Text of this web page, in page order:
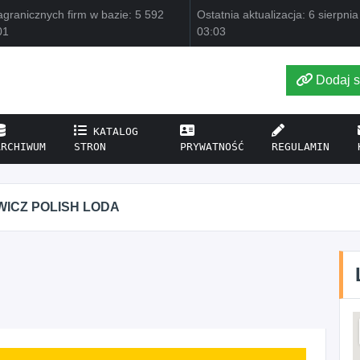
firm w bazie: 5 592
Ostatnia aktualizacja: 6
03:03
Dodaj
KATALOG
STRON
PRYWATNOŚĆ REGULAMIN
POLISH LODA